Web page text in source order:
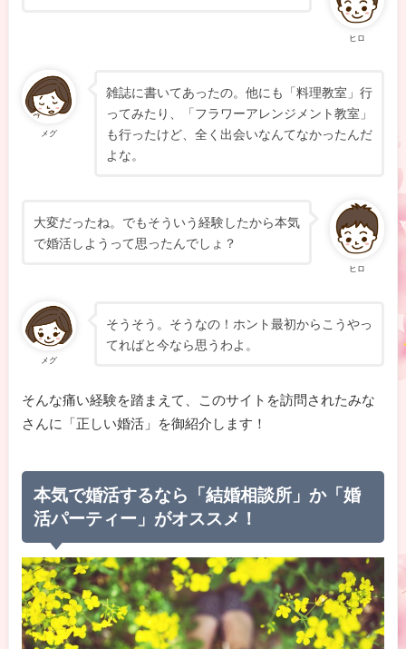
ヒロ
メグ
雑誌に書いてあったの。他にも「料理教室」行
ってみたり、「フラワーアレンジメント教室」
も行ったけど、全く出会いなんてなかったんだ
よな。
ヒロ
大変だったね。でもそういう経験したから本気
で婚活しようって思ったんでしょ？
メグ
そうそう。そうなの！ホント最初からこうやっ
てればと今なら思うわよ。
そんな痛い経験を踏まえて、このサイトを訪問されたみな
さんに「正しい婚活」を御紹介します！
本気で婚活するなら「結婚相談所」か「婚
活パーティー」がオススメ！